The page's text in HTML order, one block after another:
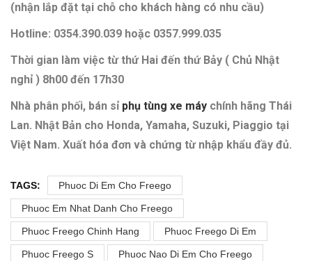
(nhận lắp đặt tại chỗ cho khách hàng có nhu cầu)
Hotline: 0354.390.039 hoặc 0357.999.035
Thời gian làm việc từ thứ Hai đến thứ Bảy ( Chủ Nhật
nghỉ ) 8h00 đến 17h30
Nhà phân phối, bán sỉ phụ tùng xe máy chính hãng Thái
Lan. Nhật Bản cho Honda, Yamaha, Suzuki, Piaggio tại
Việt Nam. Xuất hóa đơn và chứng từ nhập khẩu đầy đủ.
TAGS: Phuoc Di Em Cho Freego
Phuoc Em Nhat Danh Cho Freego
Phuoc Freego Chinh Hang Phuoc Freego Di Em
Phuoc Freego S Phuoc Nao Di Em Cho Freego